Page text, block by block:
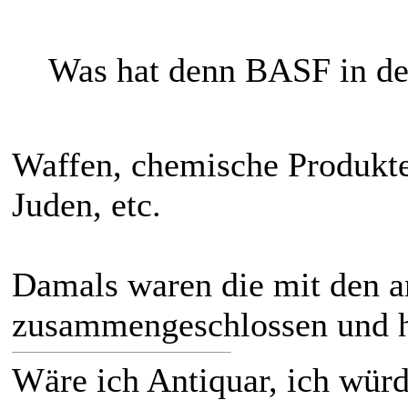
Was hat denn BASF in
Waffen, chemische
Juden, etc.
Damals waren die mit den
zusammengeschlossen
Wäre ich Antiquar, ich